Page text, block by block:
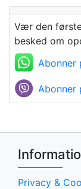
Vær den
besked om
Abonner
Abonner
Privacy &